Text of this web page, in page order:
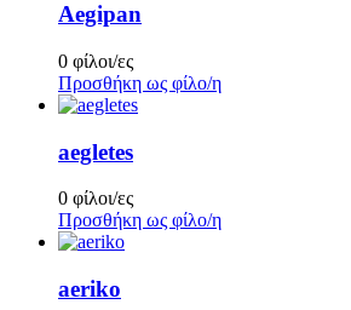
Aegipan
0 φίλοι/ες
Προσθήκη ως φίλο/η
aegletes
0 φίλοι/ες
Προσθήκη ως φίλο/η
aeriko